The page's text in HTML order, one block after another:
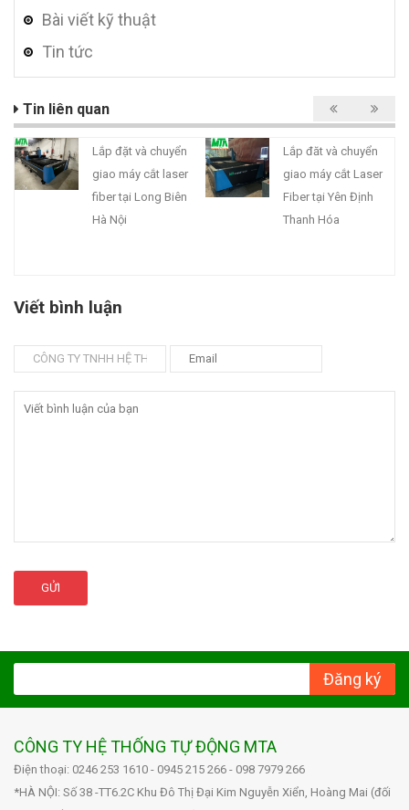
Bài viết kỹ thuật
Tin tức
Tin liên quan
Lắp đặt và chuyển
giao máy cắt laser
fiber tại Long Biên
Hà Nội
Lắp đăt và chuyển
giao máy cắt Laser
Fiber tại Yên Định
Thanh Hóa
Viết bình luận
GỬI
Đăng ký
CÔNG TY HỆ THỐNG TỰ ĐỘNG MTA
Điện thoại: 0246 253 1610 - 0945 215 266 - 098 7979 266
*HÀ NỘI: Số 38 -TT6.2C Khu Đô Thị Đại Kim Nguyễn Xiển, Hoàng Mai (đối